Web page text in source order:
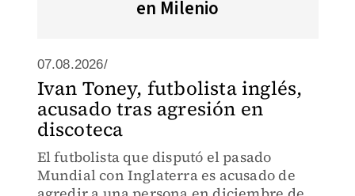
en Milenio
07.08.2026/
Ivan Toney, futbolista inglés,
acusado tras agresión en
discoteca
El futbolista que disputó el pasado
Mundial con Inglaterra es acusado de